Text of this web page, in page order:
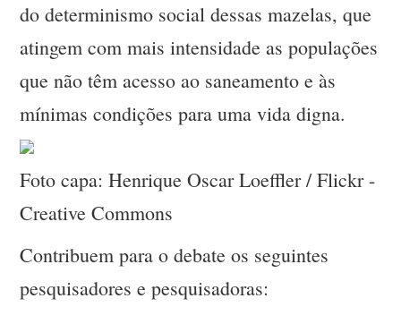
do determinismo social dessas mazelas, que
atingem com mais intensidade as populações
que não têm acesso ao saneamento e às
mínimas condições para uma vida digna.
Foto capa: Henrique Oscar Loeffler / Flickr -
Creative Commons
Contribuem para o debate os seguintes
pesquisadores e pesquisadoras: